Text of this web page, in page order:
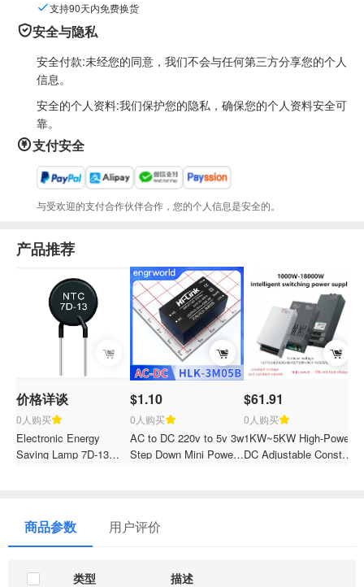
支持90天内免费换货
安全与隐私
安全付款:未经您的同意，我们不会与任何第三方分享您的个人
信息。
安全的个人资料:我们保护您的隐私，确保您的个人资料安全可
靠。
支付安全
与受欢迎的支付合作伙伴合作，您的个人信息是安全的。
产品推荐
价格详谈
0人购买
Electronic Energy
Saving Lamp 7D-13
$1.10
0人购买
AC to DC 220v to 5v 3w
Step Down Mini Power
module HLK-3M05B
$61.91
0人购买
1KW~5KW High-Power
DC Adjustable Constant
商品参数 用户评价
类型 描述